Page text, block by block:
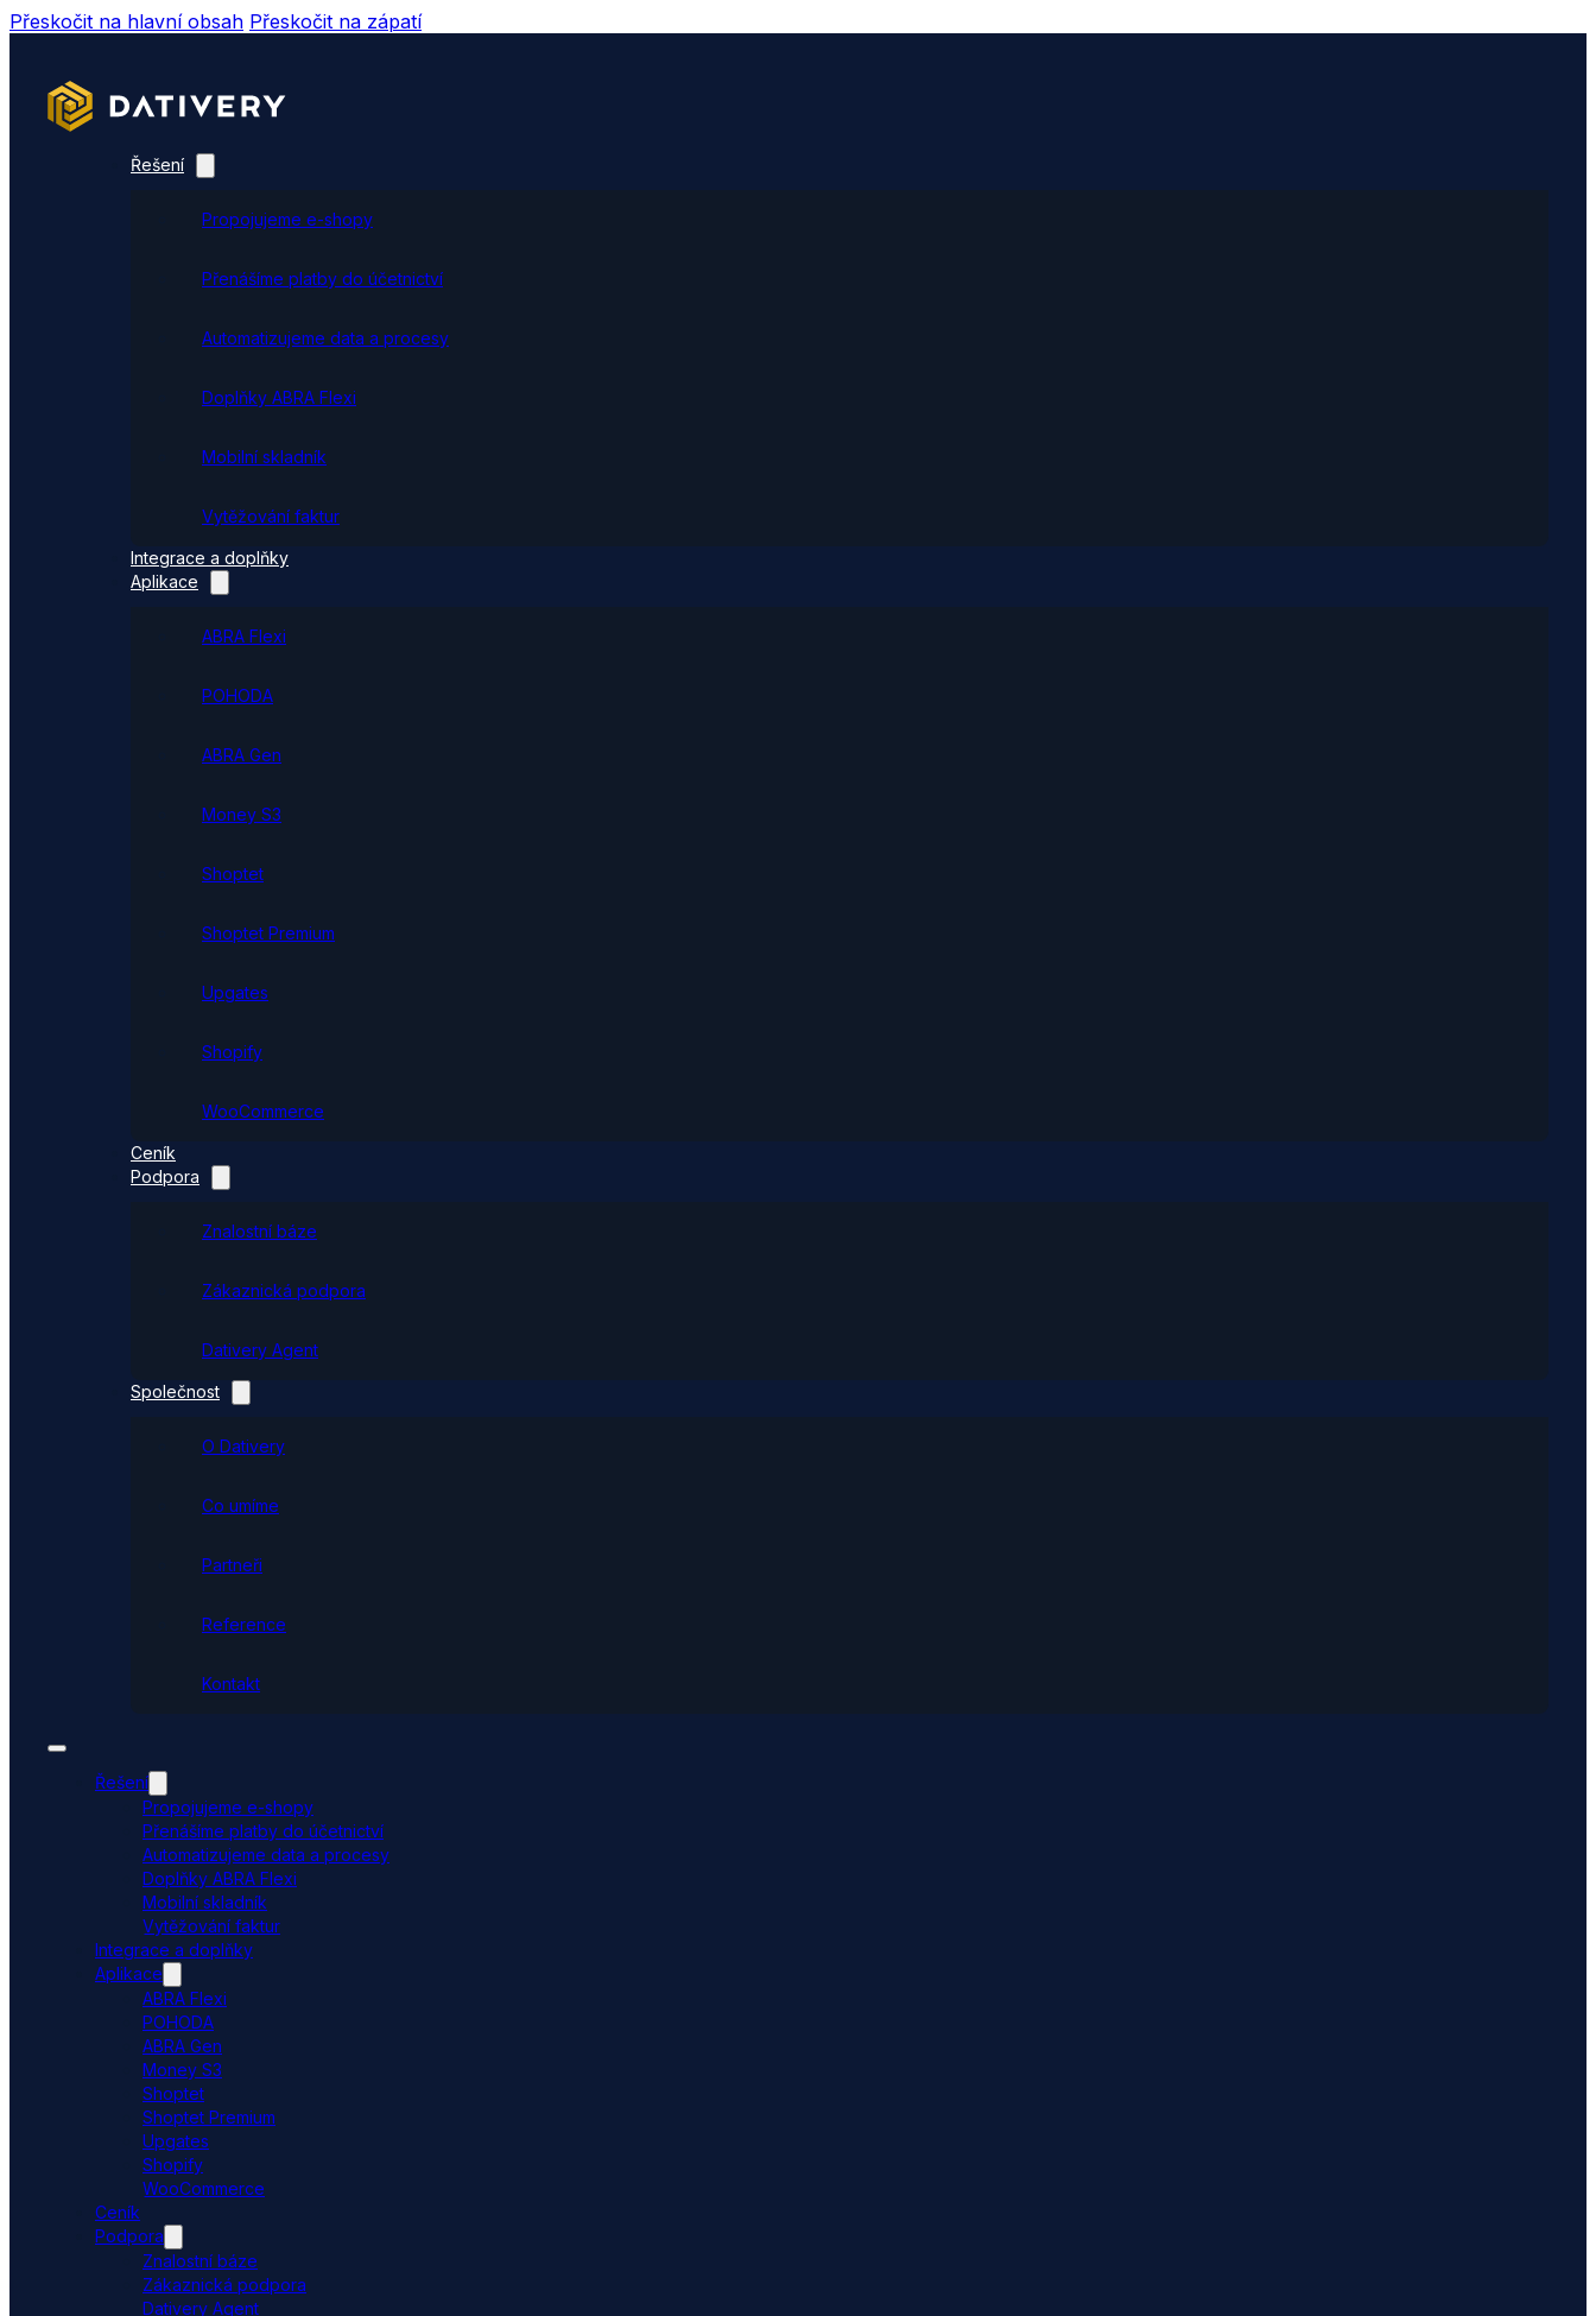
Přeskočit na hlavní obsah Přeskočit na zápatí
Řešení
Propojujeme e-shopy
Přenášíme platby do účetnictví
Automatizujeme data a procesy
Doplňky ABRA Flexi
Mobilní skladník
Vytěžování faktur
Integrace a doplňky
Aplikace
ABRA Flexi
POHODA
ABRA Gen
Money S3
Shoptet
Shoptet Premium
Upgates
Shopify
WooCommerce
Ceník
Podpora
Znalostní báze
Zákaznická podpora
Dativery Agent
Společnost
O Dativery
Co umíme
Partneři
Reference
Kontakt
Řešení
Propojujeme e-shopy
Přenášíme platby do účetnictví
Automatizujeme data a procesy
Doplňky ABRA Flexi
Mobilní skladník
Vytěžování faktur
Integrace a doplňky
Aplikace
ABRA Flexi
POHODA
ABRA Gen
Money S3
Shoptet
Shoptet Premium
Upgates
Shopify
WooCommerce
Ceník
Podpora
Znalostní báze
Zákaznická podpora
Dativery Agent